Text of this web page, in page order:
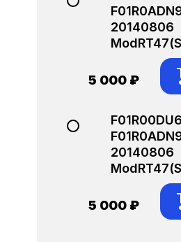
20140806
5 000 ₽
20140806
5 000 ₽